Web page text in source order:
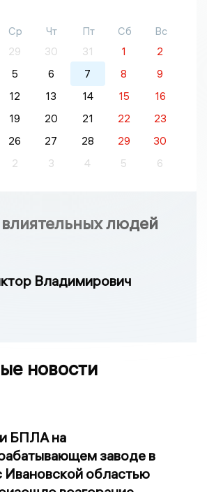
Ср Чт Пт Сб
Вс
29 30 31 1
2
5 6 7 8
9
12 13 14 15
16
19 20 21 22
23
26 27 28 29
30
2 3 4 5 6
людей
Владимирович
новости
БПЛА на
заводе в
Ивановской областью